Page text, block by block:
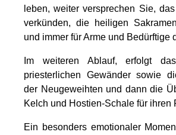
leben, weiter versprechen Sie,
verkünden, die heiligen
und immer für Arme und Bedürftige
Im weiteren Ablauf, erfolgt
priesterlichen Gewänder sowie
der Neugeweihten und dann die
Kelch und Hostien-Schale für ihren
Ein besonders emotionaler